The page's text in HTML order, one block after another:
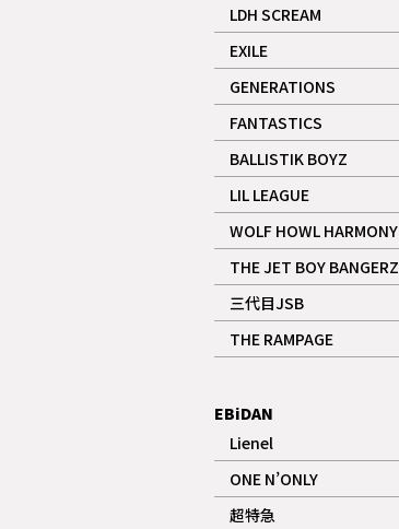
LDH SCREAM
記事
EXILE
記事
GENERATIONS
記事
FANTASTICS
記事
BALLISTIK BOYZ
記事
LIL LEAGUE
記事
WOLF HOWL HARMONY
記事
THE JET BOY BANGERZ
記事
三代目JSB
記事
THE RAMPAGE
記事
EBiDAN
Lienel
記事
ONE N’ONLY
記事
超特急